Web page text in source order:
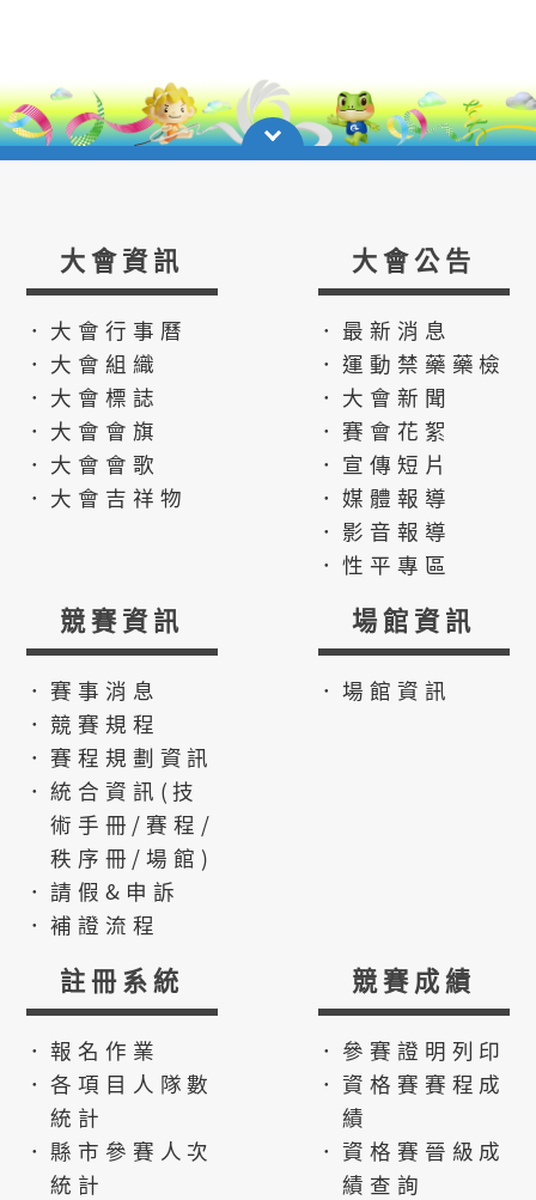
大會資訊
．大會行事曆
．大會組織
．大會標誌
．大會會旗
．大會會歌
．大會吉祥物
大會公告
．最新消息
．運動禁藥藥檢
．大會新聞
．賽會花絮
．宣傳短片
．媒體報導
．影音報導
．性平專區
競賽資訊
．賽事消息
．競賽規程
．賽程規劃資訊
．統合資訊(技
術手冊/賽程/
秩序冊/場館)
．請假&申訴
．補證流程
場館資訊
．場館資訊
註冊系統
．報名作業
．各項目人隊數
統計
．縣市參賽人次
統計
競賽成績
．參賽證明列印
．資格賽賽程成
績
．資格賽晉級成
績查詢